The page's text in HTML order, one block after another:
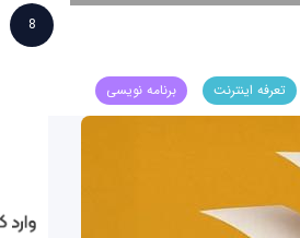
8
تعرفه اینترنت برنامه نویسی